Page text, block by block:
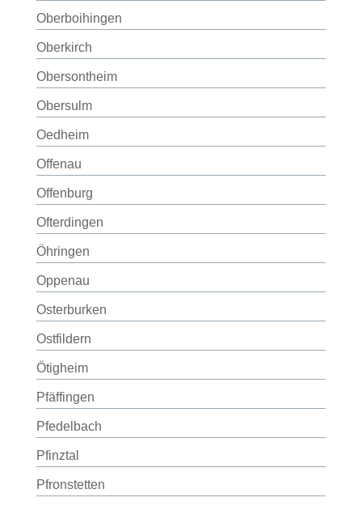
Oberboihingen
Oberkirch
Obersontheim
Obersulm
Oedheim
Offenau
Offenburg
Ofterdingen
Öhringen
Oppenau
Osterburken
Ostfildern
Ötigheim
Pfäffingen
Pfedelbach
Pfinztal
Pfronstetten